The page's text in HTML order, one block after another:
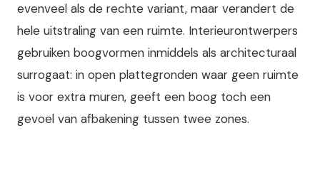
evenveel als de rechte variant, maar verandert de
hele uitstraling van een ruimte. Interieurontwerpers
gebruiken boogvormen inmiddels als architecturaal
surrogaat: in open plattegronden waar geen ruimte
is voor extra muren, geeft een boog toch een
gevoel van afbakening tussen twee zones.